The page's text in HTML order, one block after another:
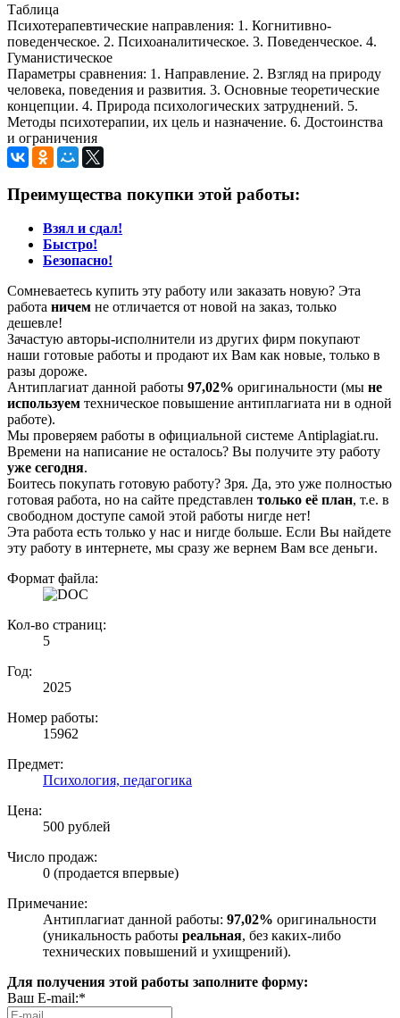
Таблица
Психотерапевтические направления: 1. Когнитивно-
поведенческое. 2. Психоаналитическое. 3. Поведенческое. 4.
Гуманистическое
Параметры сравнения: 1. Направление. 2. Взгляд на природу
человека, поведения и развития. 3. Основные теоретические
концепции. 4. Природа психологических затруднений. 5.
Методы психотерапии, их цель и назначение. 6. Достоинства
и ограничения
Преимущества покупки этой работы:
Взял и сдал!
Быстро!
Безопасно!
Сомневаетесь купить эту работу или заказать новую? Эта
работа ничем не отличается от новой на заказ, только
дешевле!
Зачастую авторы-исполнители из других фирм покупают
наши готовые работы и продают их Вам как новые, только в
разы дороже.
Антиплагиат данной работы 97,02% оригинальности (мы не
используем техническое повышение антиплагиата ни в одной
работе).
Мы проверяем работы в официальной системе Аntiplagiat.ru.
Времени на написание не осталось? Вы получите эту работу
уже сегодня.
Боитесь покупать готовую работу? Зря. Да, это уже полностью
готовая работа, но на сайте представлен только её план, т.е. в
свободном доступе самой этой работы нигде нет!
Эта работа есть только у нас и нигде больше. Если Вы найдете
эту работу в интернете, мы сразу же вернем Вам все деньги.
Формат файла:
Кол-во страниц:
5
Год:
2025
Номер работы:
15962
Предмет:
Психология, педагогика
Цена:
500 рублей
Число продаж:
0 (продается впервые)
Примечание:
Антиплагиат данной работы: 97,02% оригинальности
(уникальность работы реальная, без каких-либо
технических повышений и ухищрений).
Для получения этой работы заполните форму:
Ваш E-mail:*